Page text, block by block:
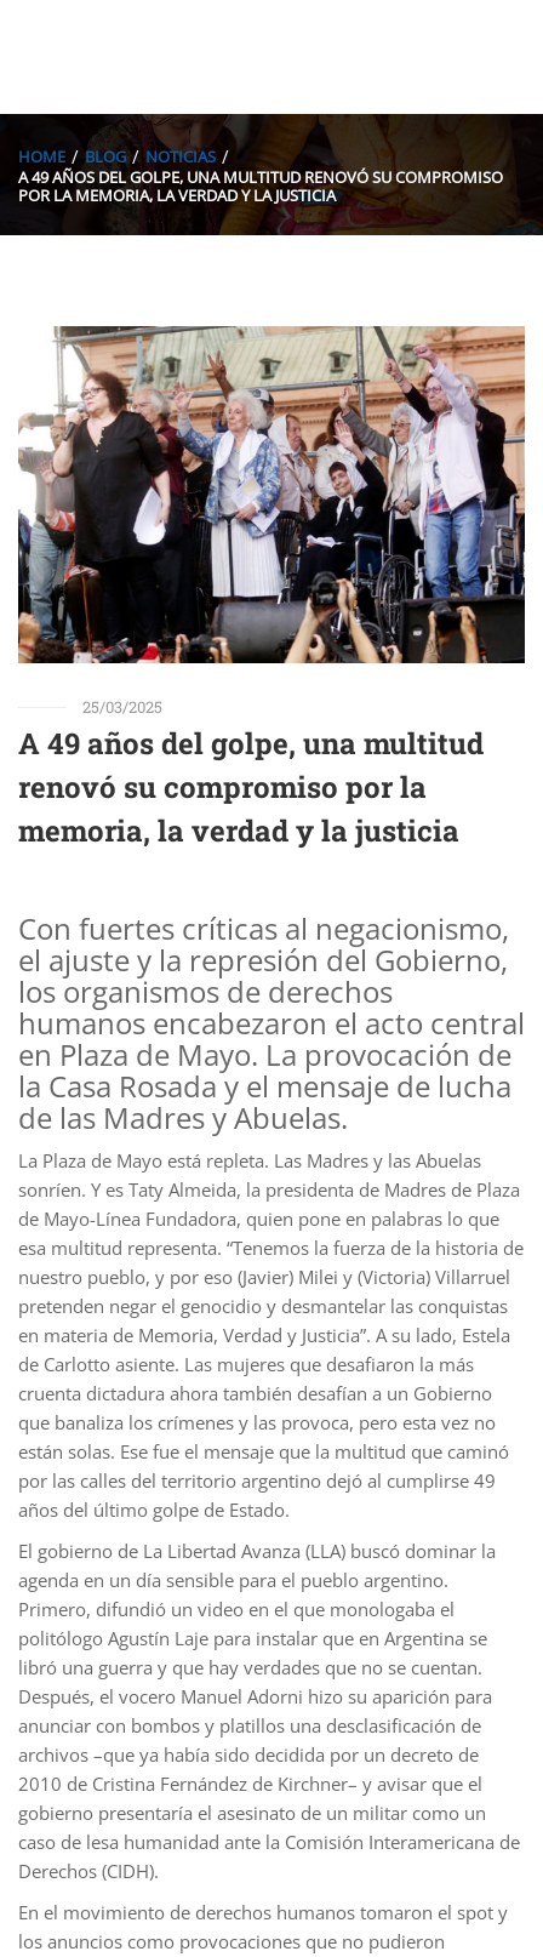
HOME BLOG
NOTICIAS
A 49 AÑOS DEL GOLPE, UNA MULTITUD RENOVÓ SU COMPROMISO
POR LA MEMORIA, LA VERDAD Y LA JUSTICIA
25/03/2025
A 49 años del golpe, una multitud
renovó su compromiso por la
memoria, la verdad y la justicia
Con fuertes críticas al negacionismo,
el ajuste y la represión del Gobierno,
los organismos de derechos
humanos encabezaron el acto central
en Plaza de Mayo. La provocación de
la Casa Rosada y el mensaje de lucha
de las Madres y Abuelas.
La Plaza de Mayo está repleta. Las Madres y las Abuelas
sonríen. Y es Taty Almeida, la presidenta de Madres de Plaza
de Mayo-Línea Fundadora, quien pone en palabras lo que
esa multitud representa. “Tenemos la fuerza de la historia de
nuestro pueblo, y por eso (Javier) Milei y (Victoria) Villarruel
pretenden negar el genocidio y desmantelar las conquistas
en materia de Memoria, Verdad y Justicia”. A su lado, Estela
de Carlotto asiente. Las mujeres que desafiaron la más
cruenta dictadura ahora también desafían a un Gobierno
que banaliza los crímenes y las provoca, pero esta vez no
están solas. Ese fue el mensaje que la multitud que caminó
por las calles del territorio argentino dejó al cumplirse 49
años del último golpe de Estado.
El gobierno de La Libertad Avanza (LLA) buscó dominar la
agenda en un día sensible para el pueblo argentino.
Primero, difundió un video en el que monologaba el
politólogo Agustín Laje para instalar que en Argentina se
libró una guerra y que hay verdades que no se cuentan.
Después, el vocero Manuel Adorni hizo su aparición para
anunciar con bombos y platillos una desclasificación de
archivos –que ya había sido decidida por un decreto de
2010 de Cristina Fernández de Kirchner– y avisar que el
gobierno presentaría el asesinato de un militar como un
caso de lesa humanidad ante la Comisión Interamericana de
Derechos (CIDH).
En el movimiento de derechos humanos tomaron el spot y
los anuncios como provocaciones que no pudieron